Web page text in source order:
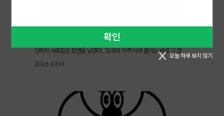
[천궁-II © LIG 넥스원]미국 최대규모의 방산기업인 록히드마틴은 지
난해 6월 1차 이란 공습 이후 주가가 40% 이상 급등했으며, 스텔스 폭
격기와 드론·레이더 기술을 보유한 미국 항공우주기술기업 노스롭그루
먼(NOC)의 수익률 역시 압도적으로 올랐다. 유럽도 마찬가지다. 스웨
산 부문 등으로 투자 대상을 확대하려는 움직임이 가시화되고 있다. 방위
산업은 ESG가 될 수 있을까미국의 이란 공격에 따른 중동 정세 불안 속
에 한국과 UAE가 350억 달러 규모 방산 협력을 확정하며, 단순 무기 수
내일 8강전까지 뜨겁게 이어질 한국 야구의 열기 속 WBC. 지난 9일 펼
쳐진 호주와의 경기에서 우리 국가대표팀은 야구에 관심 없던 이들의 시
선까지 사로잡은 장면을 남겼다. '도쿄의 기적'이라 불리는 바로 그 경기
에서 한국이 극적인 승리를 거둔 것이다. 조별 리그에서 1, 2위만 오르는
8강에 진출하기 위해 국가대표팀은 '2실점 이하, 5점 차 이상 승리'라는
대표팀 명단 ⓒ KBO홈페이지]WBC 경기를 자세히 들여다보면 낯설
면서도 흥미로운 장면이 눈에 띈다. 태극마크를 달고 뛰는 선수들 사이로
어딘가 이국적인 얼굴들이 보인다. WBC 규정 상 부모 중 한 명이 한국
2026.03.13
확인
오늘 하루 보지 않기